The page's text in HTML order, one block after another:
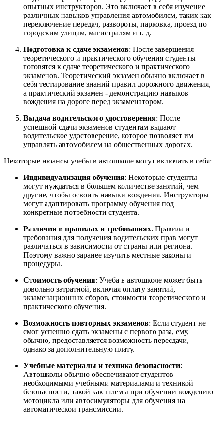
опытных инструкторов. Это включает в себя изучение
различных навыков управления автомобилем, таких как
переключение передач, развороты, парковка, проезд по
городским улицам, магистралям и т. д.
Подготовка к сдаче экзаменов: После завершения
теоретического и практического обучения студенты
готовятся к сдаче теоретического и практического
экзаменов. Теоретический экзамен обычно включает в
себя тестирование знаний правил дорожного движения,
а практический экзамен - демонстрацию навыков
вождения на дороге перед экзаменатором.
Выдача водительского удостоверения: После
успешной сдачи экзаменов студентам выдают
водительское удостоверение, которое позволяет им
управлять автомобилем на общественных дорогах.
Некоторые нюансы учебы в автошколе могут включать в себя:
Индивидуализация обучения: Некоторые студенты
могут нуждаться в большем количестве занятий, чем
другие, чтобы освоить навыки вождения. Инструкторы
могут адаптировать программу обучения под
конкретные потребности студента.
Различия в правилах и требованиях: Правила и
требования для получения водительских прав могут
различаться в зависимости от страны или региона.
Поэтому важно заранее изучить местные законы и
процедуры.
Стоимость обучения: Учеба в автошколе может быть
довольно затратной, включая оплату занятий,
экзаменационных сборов, стоимости теоретического и
практического обучения.
Возможность повторных экзаменов: Если студент не
смог успешно сдать экзамены с первого раза, ему,
обычно, предоставляется возможность пересдачи,
однако за дополнительную плату.
Учебные материалы и техника безопасности:
Автошколы обычно обеспечивают студентов
необходимыми учебными материалами и техникой
безопасности, такой как шлемы при обучении вождению
мотоцикла или автосимуляторы для обучения на
автоматической трансмиссии.